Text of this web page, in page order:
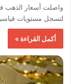
لتسجل مستويات
أكمل القراءة »